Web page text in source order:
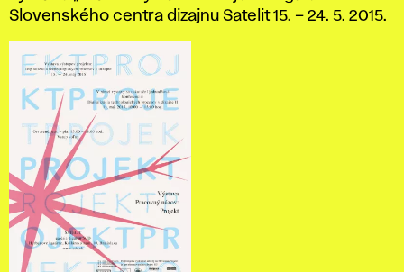
Slovenského centra dizajnu Satelit 15. – 24. 5. 2015.